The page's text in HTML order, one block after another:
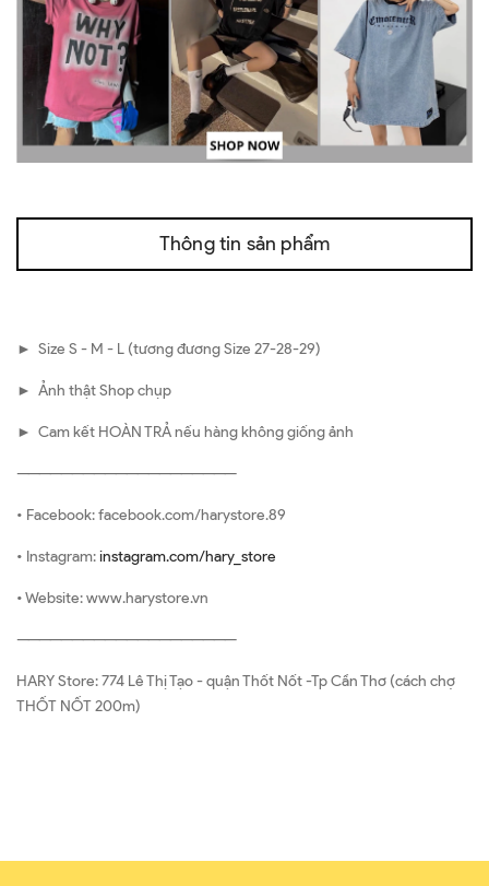
Thông tin sản phẩm
► Size S - M - L (tương đương Size 27-28-29)
► Ảnh thật Shop chụp
► Cam kết HOÀN TRẢ nếu hàng không giống ảnh
————————————————————
• Facebook: facebook.com/harystore.89
• Instagram:instagram.com/hary_store
• Website: www.harystore.vn
————————————————————
HARY Store: 774 Lê Thị Tạo - quận Thốt Nốt -Tp Cần Thơ (cách chợ
THỐT NỐT 200m)